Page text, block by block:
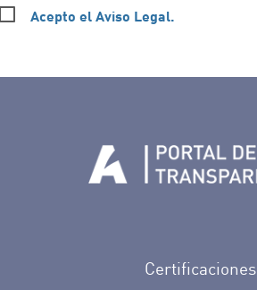
Acepto el Aviso Legal.
en Facebook
en Twitter
de Tenerife en Instagram
de Auditorio de Tenerife
de Auditorio de Tenerife en Youtube
Certificaciones